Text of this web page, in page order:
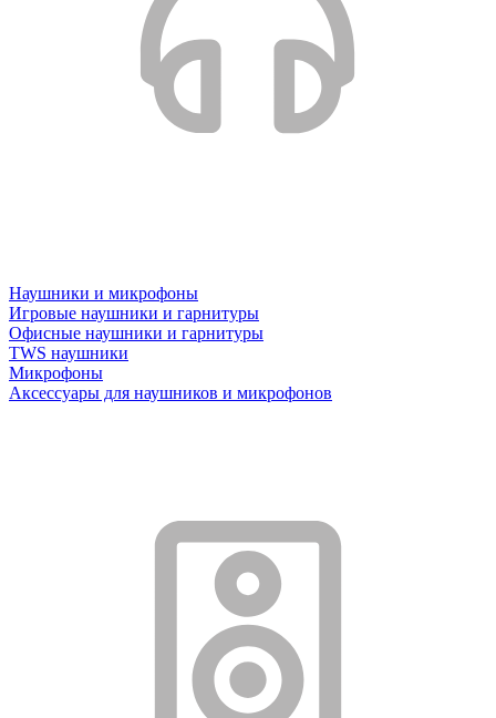
Наушники и микрофоны
Игровые наушники и гарнитуры
Офисные наушники и гарнитуры
TWS наушники
Микрофоны
Аксессуары для наушников и микрофонов